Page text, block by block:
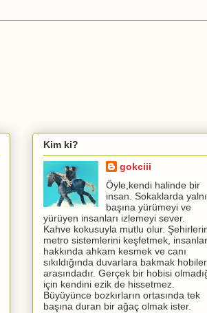
Kim ki?
gokciii
Öyle,kendi halinde bir
insan. Sokaklarda
başına yürümeyi ve
yürüyen insanları izlemeyi sever.
Kahve kokusuyla mutlu olur.
metro sistemlerini keşfetmek, insanlar
hakkında ahkam kesmek ve canı
sıkıldığında duvarlara bakmak
arasındadır. Gerçek bir hobisi
için kendini ezik de hissetmez.
Büyüyünce bozkırların ortasında tek
başına duran bir ağaç olmak ister.